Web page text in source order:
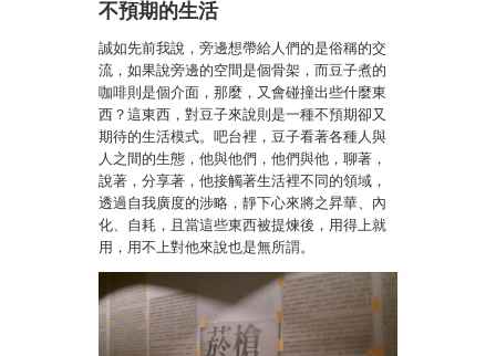
不預期的生活
誠如先前我說，旁邊想帶給人們的是俗稱的交
流，如果說旁邊的空間是個骨架，而豆子煮的
咖啡則是個介面，那麼，又會碰撞出些什麼東
西？這東西，對豆子來說則是一種不預期卻又
期待的生活模式。吧台裡，豆子看著各種人與
人之間的生態，他與他們，他們與他，聊著，
說著，分享著，他接觸著生活裡不同的領域，
透過自我廣度的涉略，靜下心來將之昇華、內
化、自耗，且當這些東西被提煉後，用得上就
用，用不上對他來說也是無所謂。